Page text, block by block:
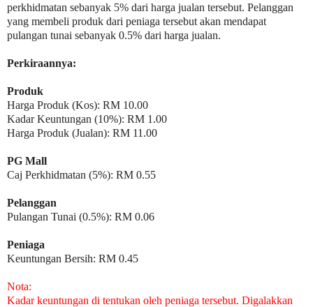
perkhidmatan sebanyak 5% dari harga jualan tersebut. Pelanggan
yang membeli produk dari peniaga tersebut akan mendapat
pulangan tunai sebanyak 0.5% dari harga jualan.
Perkiraannya:
Produk
Harga Produk (Kos): RM 10.00
Kadar Keuntungan (10%): RM 1.00
Harga Produk (Jualan): RM 11.00
PG Mall
Caj Perkhidmatan (5%): RM 0.55
Pelanggan
Pulangan Tunai (0.5%): RM 0.06
Peniaga
Keuntungan Bersih: RM 0.45
Nota:
Kadar keuntungan di tentukan oleh peniaga tersebut. Digalakkan